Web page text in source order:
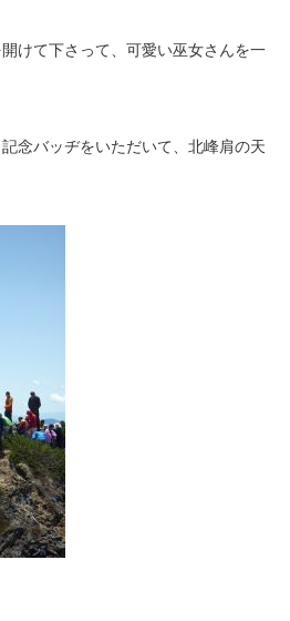
けて下さって、可愛い巫女さんを一
念バッヂをいただいて、北峰肩の天